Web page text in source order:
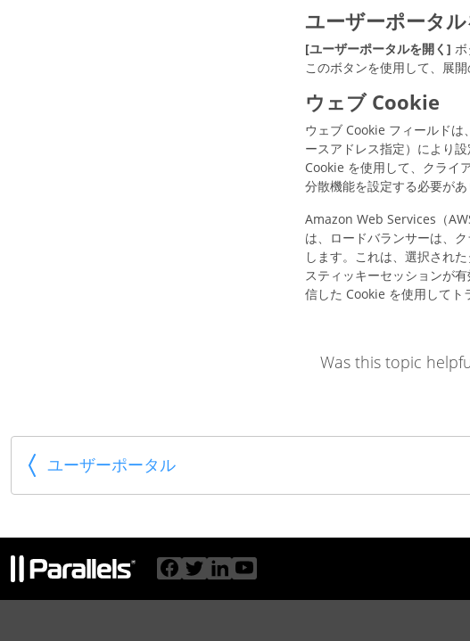
ユーザーポータル
[ユーザーポータルを開く]
このボタンを使用して、展開
ウェブ Cookie
ウェブ Cookie フィールドは
ースアドレス指定）により
Cookie を使用して、クライ
分散機能を設定する必要が
Amazon Web Services（
は、ロードバランサーは、
します。これは、選択され
スティッキーセッションが
信した Cookie を使用してト
Was this topic
ユーザーポータル